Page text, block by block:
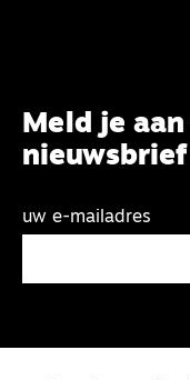
Meld je
nieuwsbrief
uw e-mailadres